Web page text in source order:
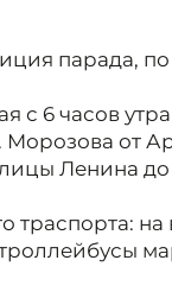
парада,
с 6 часов
Морозова от
Ленина
траспорта: на